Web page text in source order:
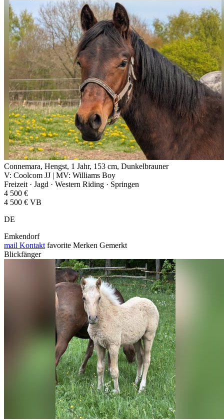
Connemara, Hengst, 1 Jahr, 153 cm, Dunkelbrauner
V: Coolcom JJ | MV: Williams Boy
Freizeit · Jagd · Western Riding · Springen
4 500 €
4 500 € VB
DE
Emkendorf
mail Kontakt favorite Merken Gemerkt
Blickfänger